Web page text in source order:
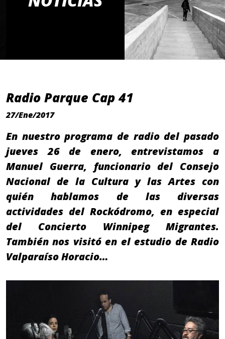
Radio Parque Cap 41
27/Ene/2017
En nuestro programa de radio del pasado
jueves 26 de enero, entrevistamos a
Manuel Guerra, funcionario del Consejo
Nacional de la Cultura y las Artes con
quién hablamos de las diversas
actividades del Rockódromo, en especial
del Concierto Winnipeg Migrantes.
También nos visitó en el estudio de Radio
Valparaíso Horacio…